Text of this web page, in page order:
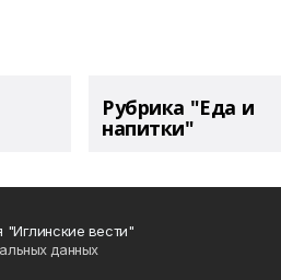
Рубрика "Еда и
напитки"
вести"
данных